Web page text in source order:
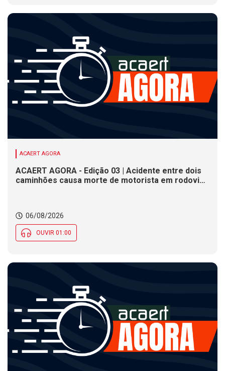
ACAERT AGORA
ACAERT AGORA - Edição 03 | Acidente entre dois
caminhões causa morte de motorista em rodovia
quinta (6) em SC
06/08/2026
OUVIR 01:00